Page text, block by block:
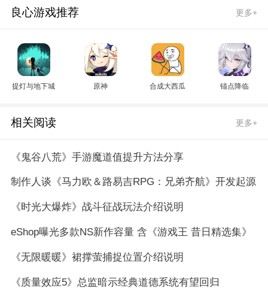
良心游戏推荐 更多+
提灯与地下城 原神 合成大西瓜 锚点降临
相关阅读 更多+
《鬼谷八荒》手游魔道值提升方法分享
制作人谈《马力欧＆路易吉RPG：兄弟齐航》开发起源
《时光大爆炸》战斗征战玩法介绍说明
eShop曝光多款NS新作容量 含《游戏王 昔日精选集》
《无限暖暖》裙撑萤捕捉位置介绍说明
《质量效应5》总监暗示经典道德系统有望回归